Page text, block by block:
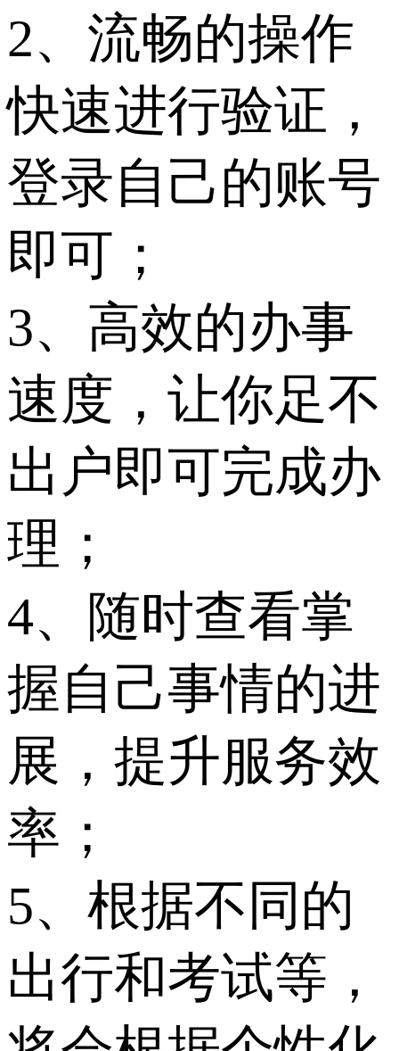
2、流畅的操作
快速进行验证，
登录自己的账号
即可；
3、高效的办事
速度，让你足不
出户即可完成办
理；
4、随时查看掌
握自己事情的进
展，提升服务效
率；
5、根据不同的
出行和考试等，